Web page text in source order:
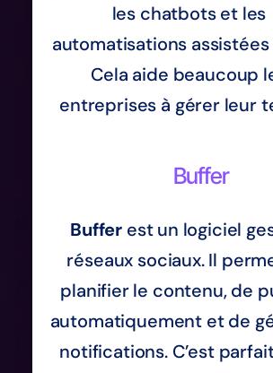
les chatbots et les
automatisations assistées
Cela aide beaucoup
entreprises à gérer leur
Buffer
Buffer est un logiciel
réseaux sociaux. Il
planifier le contenu, de
automatiquement et de
notifications. C’est